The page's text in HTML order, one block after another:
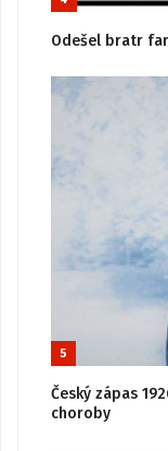
Odešel bratr
5
Český zápas
choroby